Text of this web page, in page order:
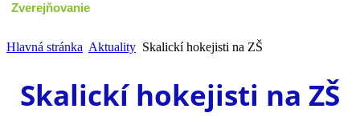
Zverejňovanie
Hlavná stránka Aktuality Skalickí hokejisti na ZŠ
Skalickí hokejisti na ZŠ